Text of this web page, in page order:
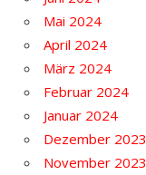
Mai 2024
April 2024
März 2024
Februar 2024
Januar 2024
Dezember 2023
November 2023